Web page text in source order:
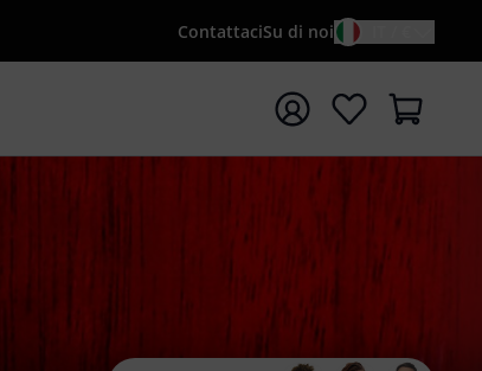
ContattaciSu di noi
con il termine di ricerca {searchTerm}